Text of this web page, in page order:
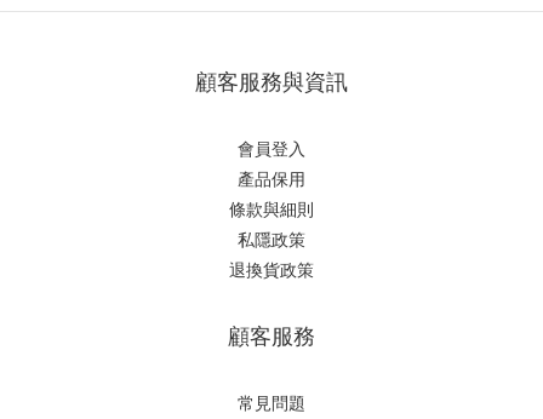
顧客服務與資訊
會員登入
產品保用
條款與細則
私隱政策
退換貨政策
顧客服務
常見問題